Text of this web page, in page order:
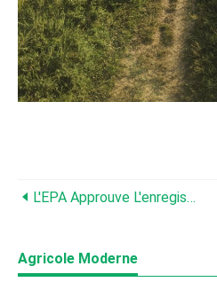
L'EPA Approuve L'enregistrement De L'herbicide Rezilon
Agricole Moderne